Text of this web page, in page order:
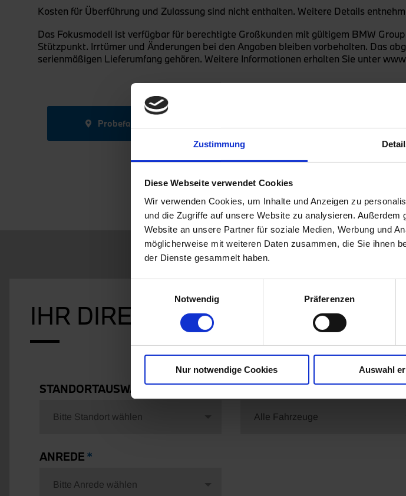
Zustimmung
Diese Webseite verwendet Cookies
Wir verwenden Cookies, um Inhalte und Anzeigen zu
und die Zugriffe auf unsere Website zu analysieren.
Website an unsere Partner für soziale Medien, Werbung und
möglicherweise mit weiteren Daten zusammen, die Sie ihnen
der Dienste gesammelt haben.
Notwendig
Präferenzen
Nur notwendige Cookies Auswahl
Kosten für Überführung und Zulassung sind nicht enthalten. Weitere Details
Das Fokusmodell ist verfügbar für berechtigte Großkunden mit gültigem BMW
Stützpunkt. Irrtümer und Änderungen bei den Angaben bleiben vorbehalten. Das
serienmäßigen Lieferumfang gehören. Weitere Informationen erhalten Sie unter
Probefahrt anfragen
IHR DIREKTKONTAKT
STANDORTAUSWAHL
Bitte Standort wählen
FAHRZEUG
Alle Fahrzeuge
ANREDE
Bitte Anrede wählen